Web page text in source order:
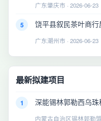
广东肇庆市 · 2026-06-23
5 饶平县叙民茶叶商
广东潮州市 · 2026-06-23
最新拟建项目
1 深能锡林郭勒西乌
内蒙古自治区锡林郭勒